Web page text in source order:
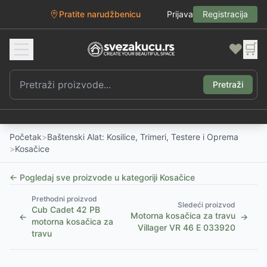
Pratite narudžbenicu Prijava Registracija
❤️ 🛒
Pretraži
Početak>Baštenski Alat: Kosilice, Trimeri, Testere i Oprema
>Kosačice
← Pogledaj sve proizvode u kategoriji Kosačice
←
Prethodni proizvod
Cub Cadet 42 PB
motorna kosačica za
travu
Sledeći proizvod
Motorna kosačica za travu
Villager VR 46 E 033920
→